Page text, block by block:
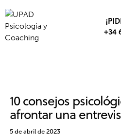
+34
10 consejos
afrontar una
5 de abril de 2023